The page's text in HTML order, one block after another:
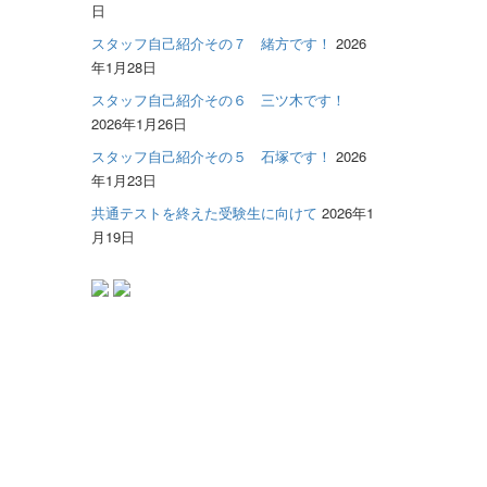
日
スタッフ自己紹介その７ 緒方です！ 2026
年1月28日
スタッフ自己紹介その６ 三ツ木です！
2026年1月26日
スタッフ自己紹介その５ 石塚です！ 2026
年1月23日
共通テストを終えた受験生に向けて 2026年1
月19日